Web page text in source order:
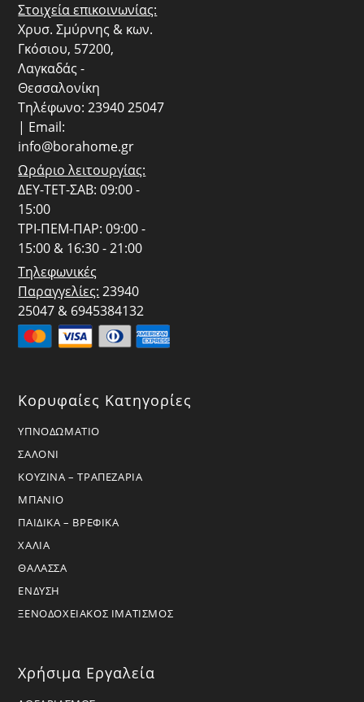
Στοιχεία επικοινωνίας:
Χρυσ. Σμύρνης & κων.
Γκόσιου, 57200,
Λαγκαδάς -
Θεσσαλονίκη
Τηλέφωνο: 23940 25047
| Email:
info@borahome.gr
Ωράριο λειτουργίας:
ΔΕΥ-ΤΕΤ-ΣΑΒ: 09:00 -
15:00
ΤΡΙ-ΠΕΜ-ΠΑΡ: 09:00 -
15:00 & 16:30 - 21:00
Τηλεφωνικές
Παραγγελίες: 23940
25047 & 6945384132
Κορυφαίες Κατηγορίες
ΥΠΝΟΔΩΜΑΤΙΟ
ΣΑΛΟΝΙ
ΚΟΥΖΙΝΑ – ΤΡΑΠΕΖΑΡΙΑ
ΜΠΑΝΙΟ
ΠΑΙΔΙΚΑ – ΒΡΕΦΙΚΑ
ΧΑΛΙΑ
ΘΑΛΑΣΣΑ
ΕΝΔΥΣΗ
ΞΕΝΟΔΟΧΕΙΑΚΟΣ ΙΜΑΤΙΣΜΟΣ
Χρήσιμα Εργαλεία